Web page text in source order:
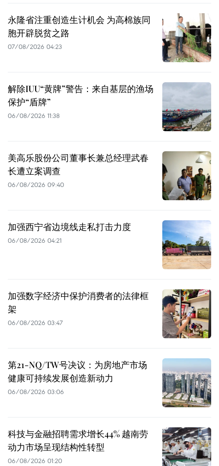
永隆省注重创造生计机会 为高棉族同
胞开辟脱贫之路
07/08/2026 04:23
解除IUU“黄牌”警告：来自基层的渔场
保护“盾牌”
06/08/2026 11:38
美高乐股份公司董事长兼总经理武春
长遭立案调查
06/08/2026 09:40
加强西宁省边境线走私打击力度
06/08/2026 04:21
加强数字经济中保护消费者的法律框
架
06/08/2026 03:47
第21-NQ/TW号决议：为房地产市场
健康可持续发展创造新动力
06/08/2026 03:06
科技与金融招聘需求增长44% 越南劳
动力市场呈现结构性转型
06/08/2026 01:20